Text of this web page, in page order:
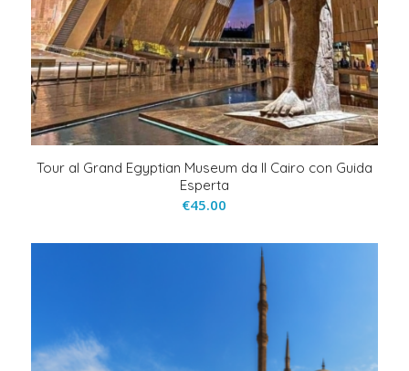
Tour al Grand Egyptian Museum da Il Cairo con Guida
Esperta
€45.00